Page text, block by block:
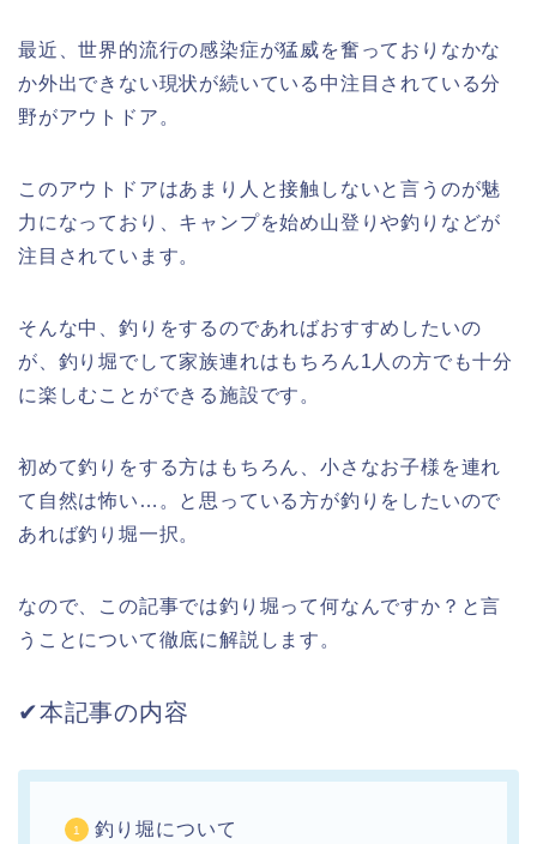
最近、世界的流行の感染症が猛威を奮っておりなかな
か外出できない現状が続いている中注目されている分
野がアウトドア。
このアウトドアはあまり人と接触しないと言うのが魅
力になっており、キャンプを始め山登りや釣りなどが
注目されています。
そんな中、釣りをするのであればおすすめしたいの
が、釣り堀でして家族連れはもちろん1人の方でも十分
に楽しむことができる施設です。
初めて釣りをする方はもちろん、小さなお子様を連れ
て自然は怖い…。と思っている方が釣りをしたいので
あれば釣り堀一択。
なので、この記事では釣り堀って何なんですか？と言
うことについて徹底に解説します。
✔︎本記事の内容
釣り堀について